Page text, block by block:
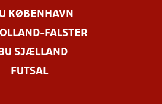
KØBENHAVN
FALSTER
SJÆLLAND
FUTSAL